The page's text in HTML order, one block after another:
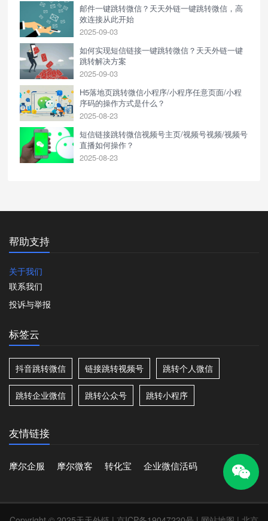
邮件一键跳转微信？天天外链一键跳转微信，高
效连接从此开始
2025-09-03
如何实现短信链接一键跳转微信？天天外链一键
跳转解决方案
2025-09-03
H5落地页跳转微信小程序/小程序任意页面/小程
序码的操作方式是什么？
2025-08-23
短信链接跳转微信视频号主页/视频号视频/视频号
直播如何操作？
2025-08-23
帮助支持
关于我们
联系我们
投诉与举报
标签云
抖音跳转微信 链接跳转视频号 跳转个人微信
跳转企业微信 跳转公众号 跳转小程序
友情链接
摩尔企服 摩尔微客 转化宝 企业微信活码